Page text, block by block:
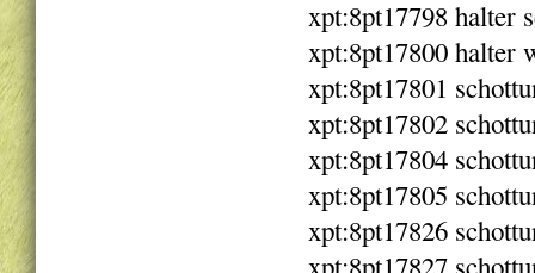
xpt:8pt17798 halter
xpt:8pt17800 halter
xpt:8pt17801
xpt:8pt17802
xpt:8pt17804
xpt:8pt17805
xpt:8pt17826
xpt:8pt17827